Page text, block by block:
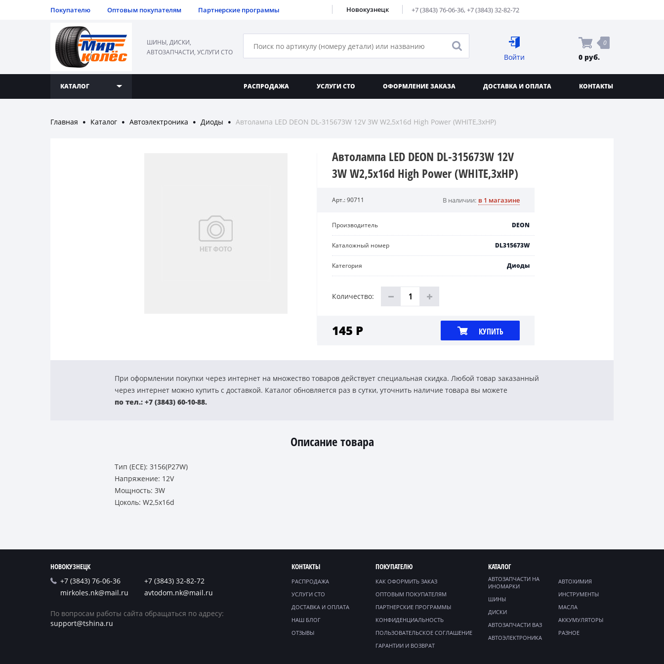
Покупателю Оптовым покупателям Партнерские программы Новокузнецк +7 (3843) 76-06-36,+7 (3843) 32-82-72
ШИНЫ, ДИСКИ,
АВТОЗАПЧАСТИ, УСЛУГИ СТО
Войти
0
0 руб.
КАТАЛОГ РАСПРОДАЖА УСЛУГИ СТО ОФОРМЛЕНИЕ ЗАКАЗА ДОСТАВКА И ОПЛАТА КОНТАКТЫ
Главная ● Каталог ● Автоэлектроника ● Диоды ● Автолампа LED DEON DL-315673W 12V 3W W2,5x16d High Power (WHITE,3xHP)
Автолампа LED DEON DL-315673W 12V
3W W2,5x16d High Power (WHITE,3xHP)
Арт.: 90711 В наличии: в 1 магазине
Производитель DEON
Каталожный номер DL315673W
Категория Диоды
Количество:
145 Р КУПИТЬ
При оформлении покупки через интернет на множество товаров действует специальная скидка. Любой товар заказанный
через интернет можно купить с доставкой. Каталог обновляется раз в сутки, уточнить наличие товара вы можете
по тел.: +7 (3843) 60-10-88.
Описание товара
Тип (ECE): 3156(P27W)
Напряжение: 12V
Мощность: 3W
Цоколь: W2,5x16d
НОВОКУЗНЕЦК
+7 (3843) 76-06-36
+7 (3843) 32-82-72
mirkoles.nk@mail.ru
avtodom.nk@mail.ru
По вопросам работы сайта обращаться по адресу:
support@tshina.ru
КОНТАКТЫ
РАСПРОДАЖА
УСЛУГИ СТО
ДОСТАВКА И ОПЛАТА
НАШ БЛОГ
ОТЗЫВЫ
ПОКУПАТЕЛЮ
КАК ОФОРМИТЬ ЗАКАЗ
ОПТОВЫМ ПОКУПАТЕЛЯМ
ПАРТНЕРСКИЕ ПРОГРАММЫ
КОНФИДЕНЦИАЛЬНОСТЬ
ПОЛЬЗОВАТЕЛЬСКОЕ СОГЛАШЕНИЕ
ГАРАНТИИ И ВОЗВРАТ
КАТАЛОГ
АВТОЗАПЧАСТИ НА
ИНОМАРКИ
ШИНЫ
ДИСКИ
АВТОЗАПЧАСТИ ВАЗ
АВТОЭЛЕКТРОНИКА
АВТОХИМИЯ
ИНСТРУМЕНТЫ
МАСЛА
АККУМУЛЯТОРЫ
РАЗНОЕ